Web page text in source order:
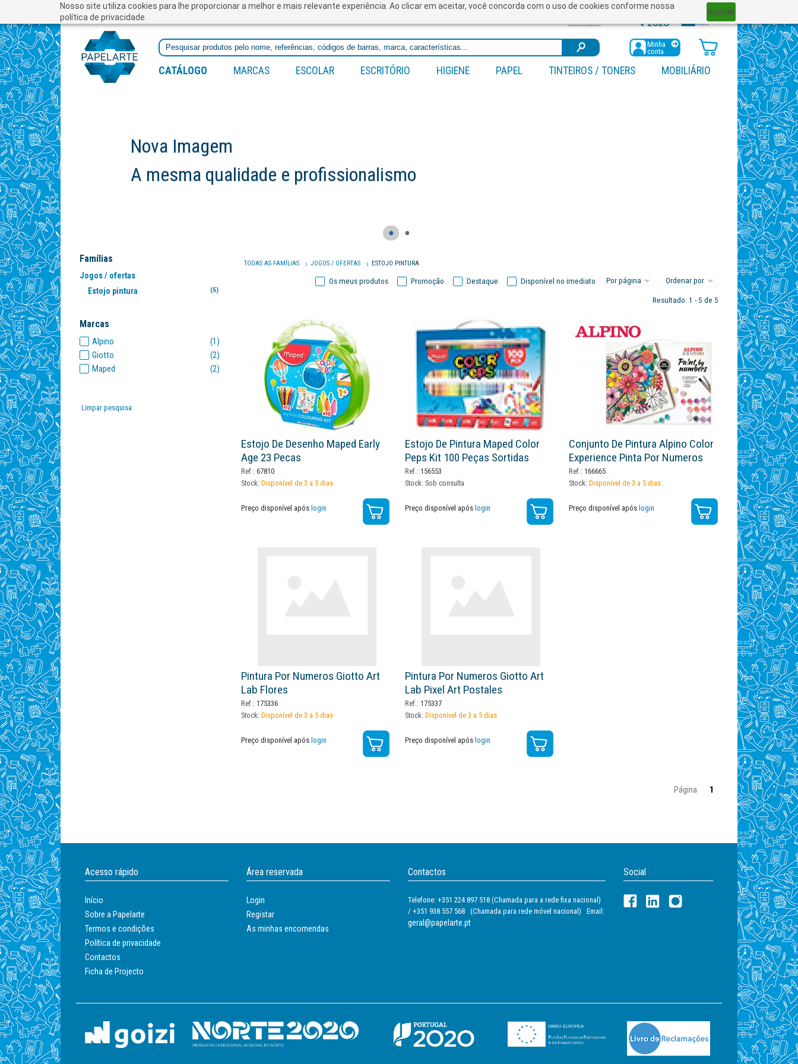
Nosso site utiliza cookies para lhe proporcionar a melhor e mais relevante experiência. Ao clicar em aceitar, você concorda com o uso de cookies conforme nossa
política de privacidade.
Aceitar
Minha
conta
CATÁLOGO MARCAS ESCOLAR ESCRITÓRIO HIGIENE PAPEL TINTEIROS / TONERS MOBILIÁRIO
Nova Imagem
A mesma qualidade e profissionalismo
● ●
Famílias
Jogos / ofertas
Estojo pintura
(5)
Marcas
Alpino
(1)
Giotto
(2)
Maped
(2)
Limpar pesquisa
TODAS AS FAMÍLIAS JOGOS / OFERTAS ESTOJO PINTURA
Disponível no imediato
Destaque
Promoção
Os meus produtos
Resultado: 1 - 5 de 5
Estojo De Desenho Maped Early
Age 23 Pecas
Ref.:67810
Stock: Disponível de 3 a 5 dias
Preço disponível após login
Estojo De Pintura Maped Color
Peps Kit 100 Peças Sortidas
Ref.:156553
Stock: Sob consulta
Preço disponível após login
Conjunto De Pintura Alpino Color
Experience Pinta Por Numeros
Ref.: 166665
Stock:Disponível de 3 a 5 dias
Preço disponível após login
Pintura Por Numeros Giotto Art
Lab Flores
Ref.:175336
Stock: Disponível de 3 a 5 dias
Preço disponível após login
Pintura Por Numeros Giotto Art
Lab Pixel Art Postales
Ref.:175337
Stock: Disponível de 3 a 5 dias
Preço disponível após login
Página 1
Acesso rápido
Início
Sobre a Papelarte
Termos e condições
Política de privacidade
Contactos
Ficha de Projecto
Área reservada
Login
Registar
As minhas encomendas
Contactos
Telefone: +351 224 897 518 (Chamada para a rede fixa nacional)
/ +351 938 557 568 (Chamada para rede móvel nacional) Email:
geral@papelarte.pt
Social